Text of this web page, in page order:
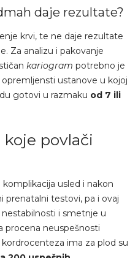
daje rezultate?
krvi, te ne daje rezultate
Za analizu i pakovanje
kariogram potrebno je
ustanove u kojoj
gotovi u razmaku od 7 ili
povlači
usled i nakon
prenatalni testovi, pa i ovaj
i smetnje u
procena neuspešnosti
ima za plod su